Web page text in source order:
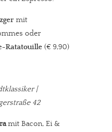
mit
oder
Ratatouille (€ 9,90)
|
42
mit Bacon, Ei &